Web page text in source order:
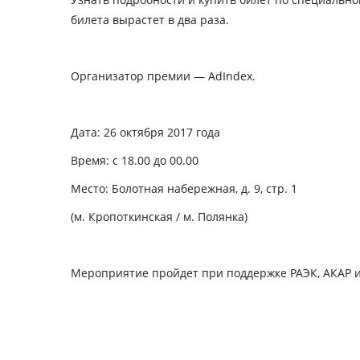
билета вырастет в два раза.
Организатор премии — AdIndex.
Дата: 26 октября 2017 года
Время: с 18.00 до 00.00
Место: Болотная набережная, д. 9, стр. 1
(м. Кропоткинская / м. Полянка)
Мероприятие пройдет при поддержке РАЭК, АКАР